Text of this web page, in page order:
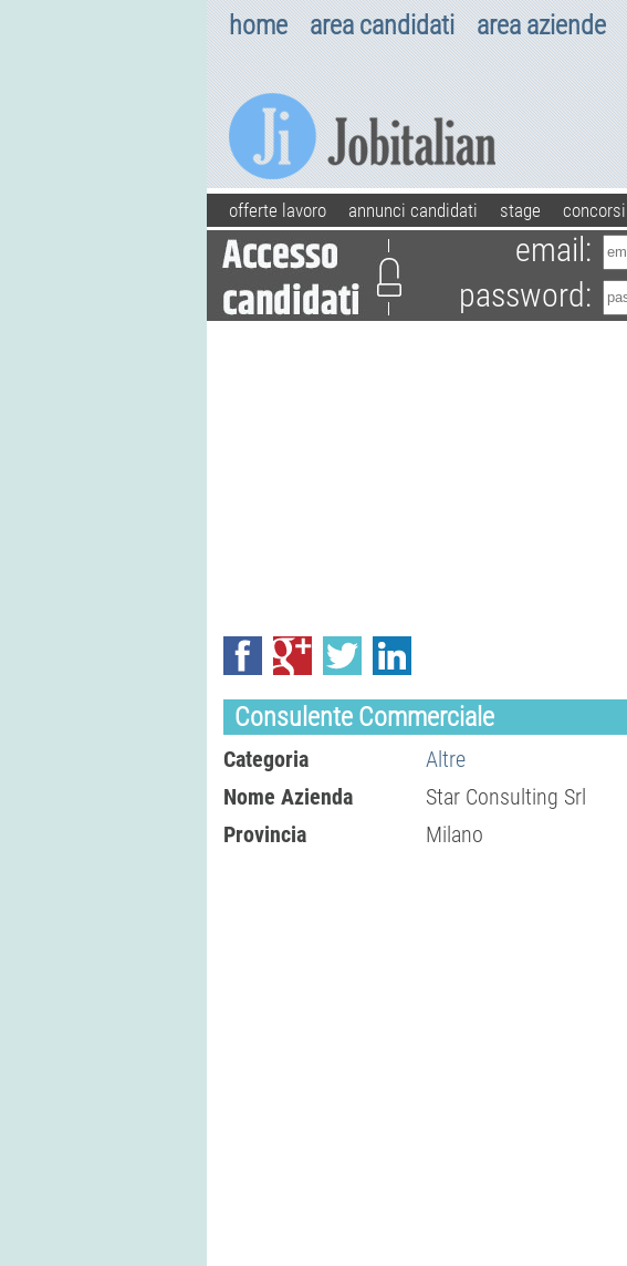
home area candidati area aziende
offerte lavoro annunci candidati stage concorsi
email:
password:
Consulente Commerciale
Categoria
Altre
Nome Azienda
Star Consulting Srl
Provincia
Milano